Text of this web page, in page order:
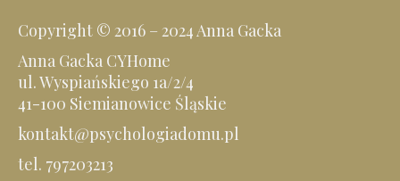
Copyright © 2016 – 2024 Anna Gacka
Anna Gacka CYHome
ul. Wyspiańskiego 1a/2/4
41-100 Siemianowice Śląskie
kontakt@psychologiadomu.pl
tel. 797203213